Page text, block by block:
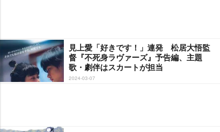
見上愛「好きです！」連発 松居大悟監
督『不死身ラヴァーズ』予告編、主題
歌・劇伴はスカートが担当
2024-03-07